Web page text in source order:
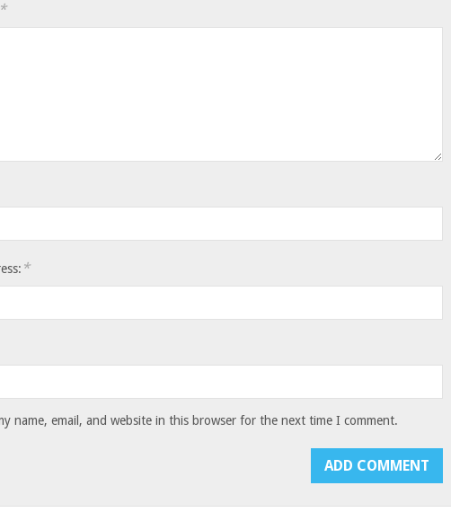
*
*
name, email, and website in this browser for the next time I comment.